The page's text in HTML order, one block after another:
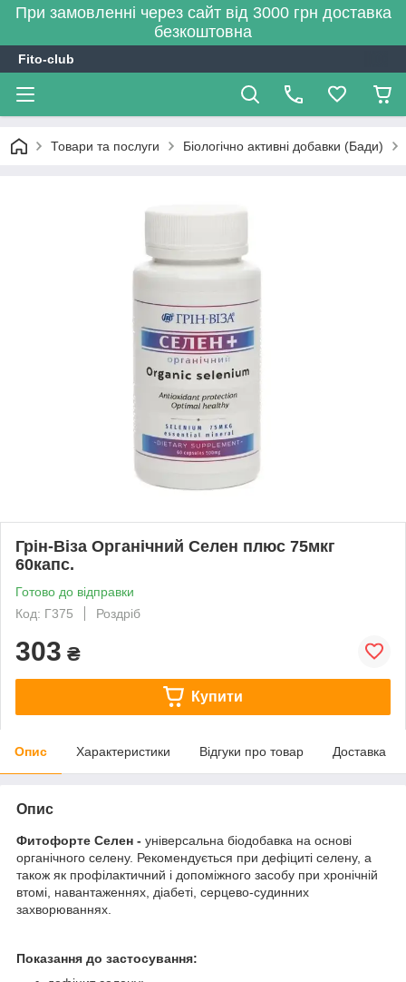
При замовленні через сайт від 3000 грн доставка
безкоштовна
Fito-club
Товари та послуги Біологічно активні добавки (Бади)
Грін-Віза Органічний Селен плюс 75мкг
60капс.
Готово до відправки
Код: Г375
Роздріб
303 ₴
Купити
Опис Характеристики Відгуки про товар Доставка
Опис
Фитофорте Селен - універсальна біодобавка на основі
органічного селену. Рекомендується при дефіциті селену, а
також як профілактичний і допоміжного засобу при хронічній
втомі, навантаженнях, діабеті, серцево-судинних
захворюваннях.
Показання до застосування: